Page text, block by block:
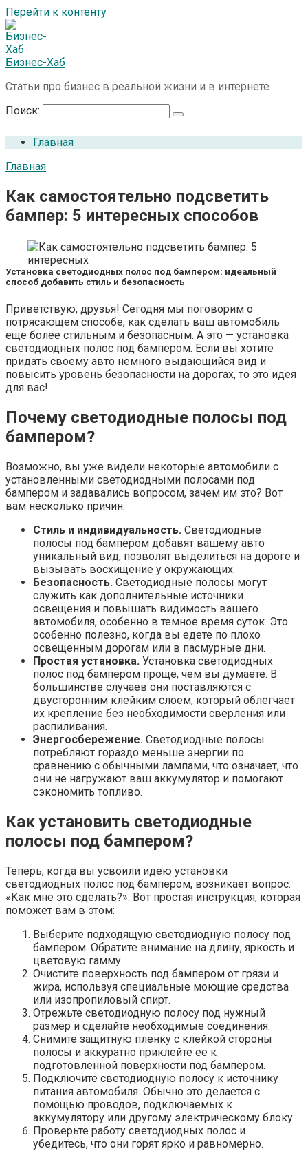
Перейти к контенту
Бизнес-Хаб
Статьи про бизнес в реальной жизни и в интернете
Поиск:
Главная
Главная
Как самостоятельно подсветить
бампер: 5 интересных способов
Установка светодиодных полос под бампером: идеальный
способ добавить стиль и безопасность
Приветствую, друзья! Сегодня мы поговорим о
потрясающем способе, как сделать ваш автомобиль
еще более стильным и безопасным. А это — установка
светодиодных полос под бампером. Если вы хотите
придать своему авто немного выдающийся вид и
повысить уровень безопасности на дорогах, то это идея
для вас!
Почему светодиодные полосы под
бампером?
Возможно, вы уже видели некоторые автомобили с
установленными светодиодными полосами под
бампером и задавались вопросом, зачем им это? Вот
вам несколько причин:
Стиль и индивидуальность. Светодиодные
полосы под бампером добавят вашему авто
уникальный вид, позволят выделиться на дороге и
вызывать восхищение у окружающих.
Безопасность. Светодиодные полосы могут
служить как дополнительные источники
освещения и повышать видимость вашего
автомобиля, особенно в темное время суток. Это
особенно полезно, когда вы едете по плохо
освещенным дорогам или в пасмурные дни.
Простая установка. Установка светодиодных
полос под бампером проще, чем вы думаете. В
большинстве случаев они поставляются с
двусторонним клейким слоем, который облегчает
их крепление без необходимости сверления или
распиливания.
Энергосбережение. Светодиодные полосы
потребляют гораздо меньше энергии по
сравнению с обычными лампами, что означает, что
они не нагружают ваш аккумулятор и помогают
сэкономить топливо.
Как установить светодиодные
полосы под бампером?
Теперь, когда вы усвоили идею установки
светодиодных полос под бампером, возникает вопрос:
«Как мне это сделать?». Вот простая инструкция, которая
поможет вам в этом:
Выберите подходящую светодиодную полосу под
бампером. Обратите внимание на длину, яркость и
цветовую гамму.
Очистите поверхность под бампером от грязи и
жира, используя специальные моющие средства
или изопропиловый спирт.
Отрежьте светодиодную полосу под нужный
размер и сделайте необходимые соединения.
Снимите защитную пленку с клейкой стороны
полосы и аккуратно приклейте ее к
подготовленной поверхности под бампером.
Подключите светодиодную полосу к источнику
питания автомобиля. Обычно это делается с
помощью проводов, подключаемых к
аккумулятору или другому электрическому блоку.
Проверьте работу светодиодных полос и
убедитесь, что они горят ярко и равномерно.